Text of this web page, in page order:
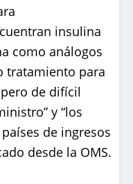
insulina
como análogos
tratamiento para
de difícil
y “los
de ingresos
desde la OMS.